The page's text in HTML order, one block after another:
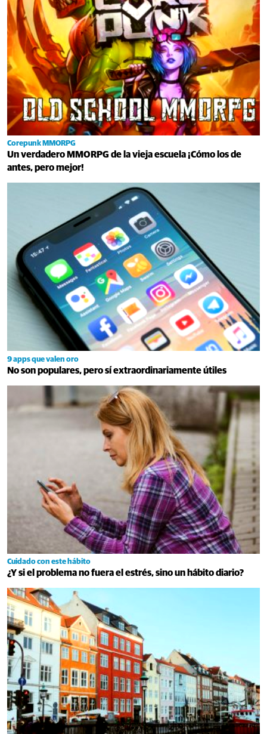
Corepunk MMORPG
Un verdadero MMORPG de la vieja escuela ¡Cómo los de
antes, pero mejor!
9 apps que valen oro
No son populares, pero sí extraordinariamente útiles
Cuidado con este hábito
¿Y si el problema no fuera el estrés, sino un hábito diario?